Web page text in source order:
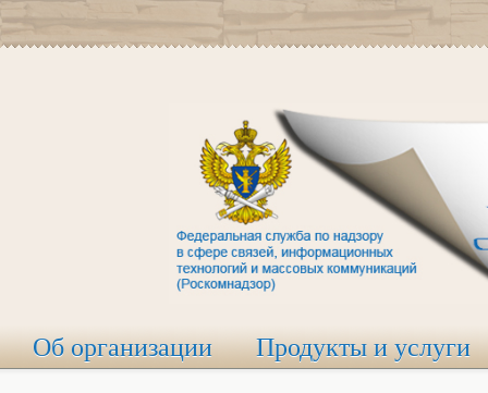
Об организации Продукты и услуги